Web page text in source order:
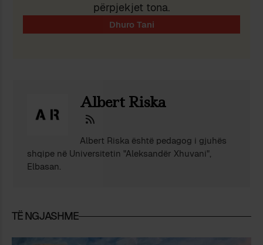
përpjekjet tona.
Albert Riska
Albert Riska është pedagog i gjuhës
shqipe në Universitetin "Aleksandër Xhuvani",
Elbasan.
TË NGJASHME